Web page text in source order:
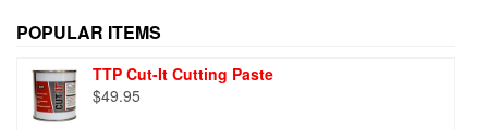
POPULAR ITEMS
TTP Cut-It Cutting Paste
$49.95